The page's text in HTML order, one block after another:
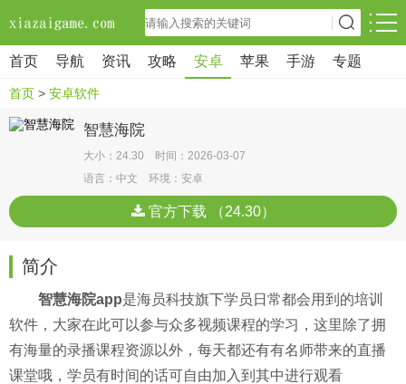
首页 导航 资讯 攻略 安卓 苹果 手游 专题
首页 > 安卓软件
智慧海院
大小：24.30 时间：2026-03-07
语言：中文 环境：安卓
官方下载 （24.30）
简介
智慧海院app是海员科技旗下学员日常都会用到的培训
软件，大家在此可以参与众多视频课程的学习，这里除了拥
有海量的录播课程资源以外，每天都还有有名师带来的直播
课堂哦，学员有时间的话可自由加入到其中进行观看